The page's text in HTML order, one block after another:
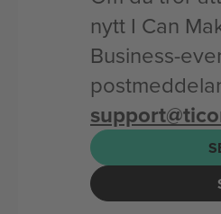
nytt I Can
Business-